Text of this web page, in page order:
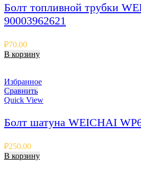
Болт топливной трубки
90003962621
₽70.00
В корзину
Избранное
Сравнить
Quick View
Болт шатуна WEICHAI
₽250.00
В корзину